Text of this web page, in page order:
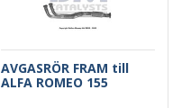
AVGASRÖR FRAM till
ALFA ROMEO 155